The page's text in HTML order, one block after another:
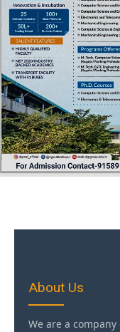
About Us
We are a